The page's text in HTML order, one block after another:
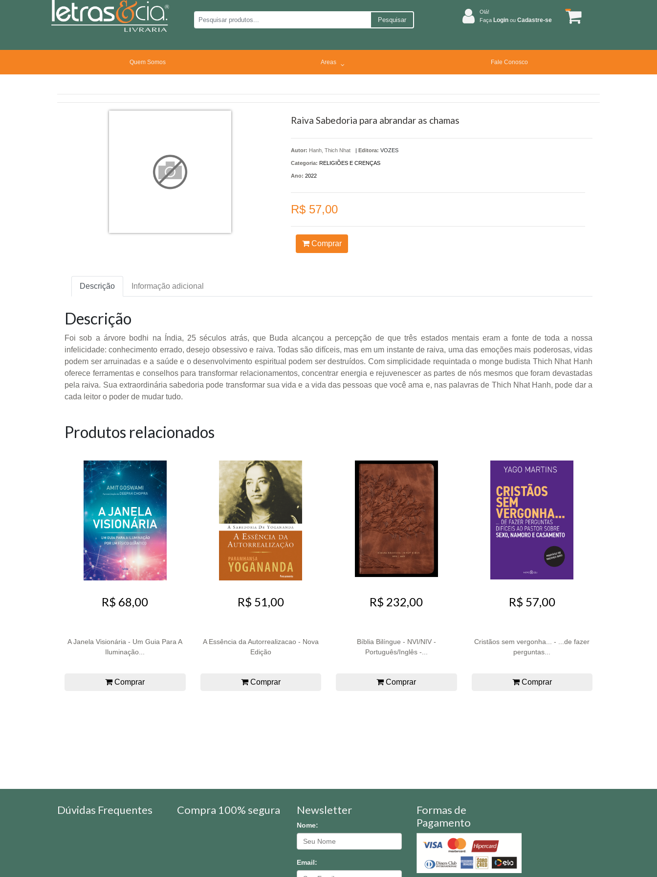
Pesquisar
Olá!
Faça Login ou Cadastre-se
Quem Somos Areas Fale Conosco
Raiva Sabedoria para abrandar as chamas
Autor: Hanh, Thich Nhat | Editora: VOZES
Categoria: RELIGIÕES E CRENÇAS
Ano: 2022
R$ 57,00
Comprar
Descrição Informação adicional
Descrição
Foi sob a árvore bodhi na Índia, 25 séculos atrás, que Buda alcançou a percepção de que três estados mentais eram a fonte de toda a nossa
infelicidade: conhecimento errado, desejo obsessivo e raiva. Todas são difíceis, mas em um instante de raiva, uma das emoções mais poderosas, vidas
podem ser arruinadas e a saúde e o desenvolvimento espiritual podem ser destruídos. Com simplicidade requintada o monge budista Thich Nhat Hanh
oferece ferramentas e conselhos para transformar relacionamentos, concentrar energia e rejuvenescer as partes de nós mesmos que foram devastadas
pela raiva. Sua extraordinária sabedoria pode transformar sua vida e a vida das pessoas que você ama e, nas palavras de Thich Nhat Hanh, pode dar a
cada leitor o poder de mudar tudo.
Produtos relacionados
R$ 68,00
A Janela Visionária - Um Guia Para A
Iluminação...
Comprar
R$ 51,00
A Essência da Autorrealizacao - Nova
Edição
Comprar
R$ 232,00
Bíblia Bilíngue - NVI/NIV -
Português/Inglês -...
Comprar
R$ 57,00
Cristãos sem vergonha... - ...de fazer
perguntas...
Comprar
Dúvidas Frequentes Compra 100% segura Newsletter
Nome:
Email:
Formas de
Pagamento